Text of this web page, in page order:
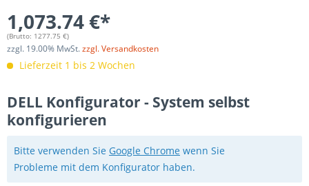
1,073.74 €*
(Brutto: 1277.75 €)
zzgl. 19.00% MwSt.zzgl. Versandkosten
Lieferzeit 1 bis 2 Wochen
DELL Konfigurator - System selbst
konfigurieren
Bitte verwenden Sie Google Chrome wenn Sie
Probleme mit dem Konfigurator haben.